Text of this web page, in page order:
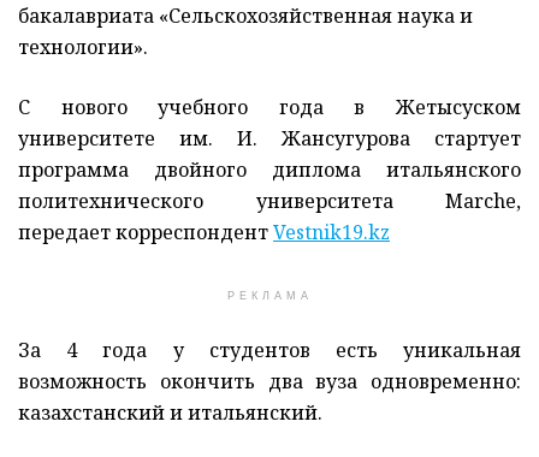
бакалавриата «Сельскохозяйственная наука и
технологии».
С нового учебного года в Жетысуском
университете им. И. Жансугурова стартует
программа двойного диплома итальянского
политехнического университета Marche,
передает корреспондентVestnik19.kz
РЕКЛАМА
За 4 года у студентов есть уникальная
возможность окончить два вуза одновременно:
казахстанский и итальянский.